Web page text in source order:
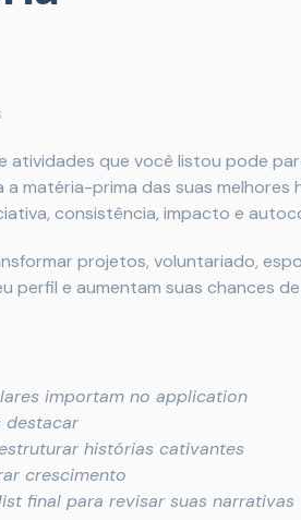
atividades que você listou pode
matéria-prima das suas melhores
consistência, impacto e
projetos, voluntariado,
perfil e aumentam suas chances
importam no application
destacar
histórias cativantes
crescimento
final para revisar suas narrativas